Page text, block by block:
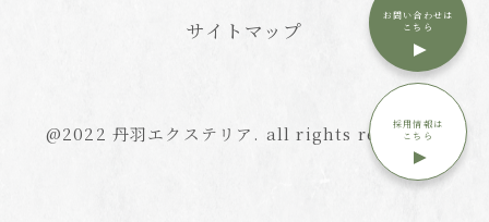
お問い合わせは
こちら
採用情報は
こちら
サイトマップ
@2022 丹羽エクステリア. all rights reserved.